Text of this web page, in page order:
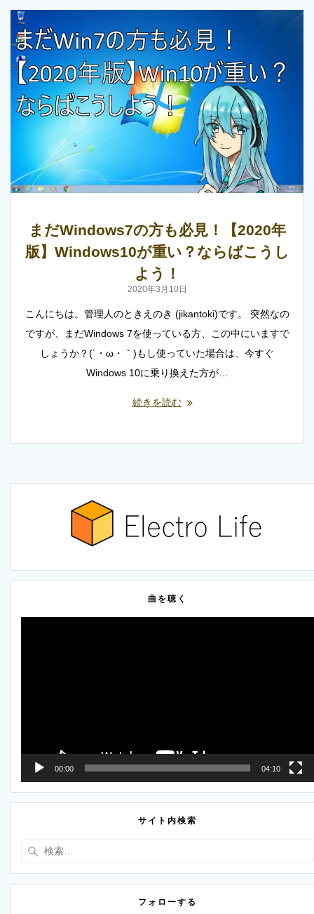
まだWindows7の方も必見！【2020年
版】Windows10が重い？ならばこうし
よう！
2020年3月10日
こんにちは。管理人のときえのき (jikantoki)です。 突然なの
ですが、まだWindows 7を使っている方、この中にいますで
しょうか？(´・ω・｀)もし使っていた場合は、今すぐ
Windows 10に乗り換えた方が…
続きを読む
曲を聴く
00:00 04:10
サイト内検索
フォローする